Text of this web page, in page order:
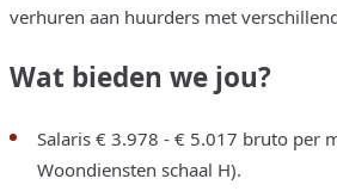
verhuren aan huurders met
Wat bieden we jou?
Salaris € 3.978 - € 5.017 bruto per
Woondiensten schaal H).